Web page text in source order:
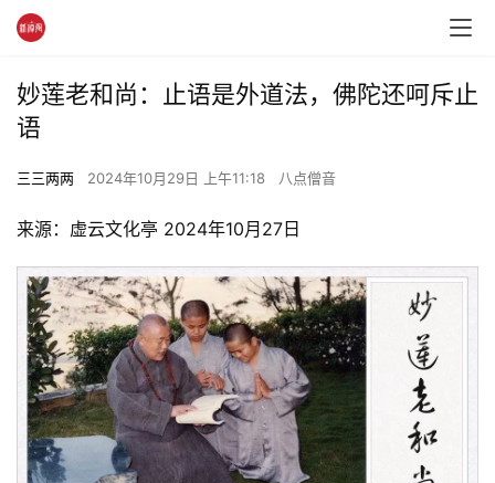
妙莲老和尚：止语是外道法，佛陀还呵斥止
语
三三两两 2024年10月29日 上午11:18 八点僧音
来源：虚云文化亭 2024年10月27日